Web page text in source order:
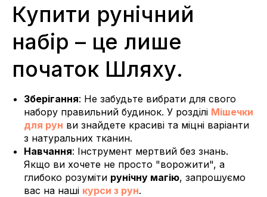
Купити рунічний
набір – це лише
початок Шляху.
Зберігання: Не забудьте вибрати для свого
набору правильний будинок. У розділі Мішечки
для рун ви знайдете красиві та міцні варіанти
з натуральних тканин.
Навчання: Інструмент мертвий без знань.
Якщо ви хочете не просто "ворожити", а
глибоко розуміти рунічну магію, запрошуємо
вас на наші курси з рун.